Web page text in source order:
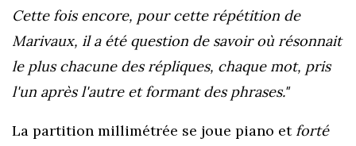
Cette fois encore, pour cette répétition de
Marivaux, il a été question de savoir où résonnait
le plus chacune des répliques, chaque mot, pris
l'un après l'autre et formant des phrases."
La partition millimétrée se joue piano et forté